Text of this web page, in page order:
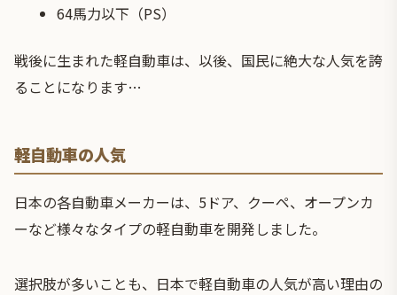
64馬力以下（PS）
戦後に生まれた軽自動車は、以後、国民に絶大な人気を誇
ることになります…
軽自動車の人気
日本の各自動車メーカーは、5ドア、クーペ、オープンカ
ーなど様々なタイプの軽自動車を開発しました。
選択肢が多いことも、日本で軽自動車の人気が高い理由の